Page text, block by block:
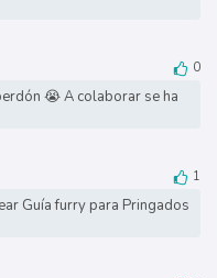
0
😭 A colaborar se ha
1
Guía furry para Pringados